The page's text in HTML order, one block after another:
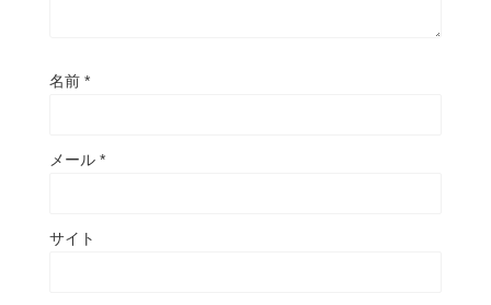
名前 *
メール *
サイト